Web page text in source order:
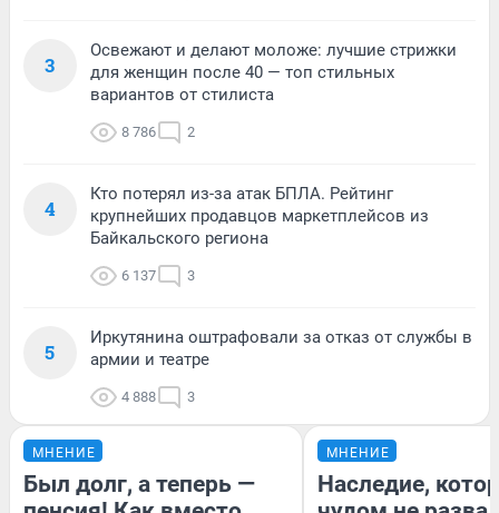
3
Освежают и делают моложе: лучшие стрижки
для женщин после 40 — топ стильных
вариантов от стилиста
8 786 2
4
Кто потерял из-за атак БПЛА. Рейтинг
крупнейших продавцов маркетплейсов из
Байкальского региона
6 137 3
5
Иркутянина оштрафовали за отказ от службы в
армии и театре
4 888 3
МНЕНИЕ
Был долг, а теперь —
МНЕНИЕ
Наследие,